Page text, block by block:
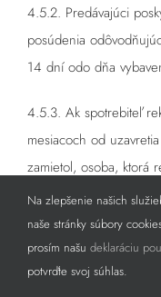
4.5.2. Predávajúci
posúdenia
14 dní odo dňa
4.5.3. Ak spotrebiteľ
mesiacoch od
zamietol, osoba, ktorá
doklade o vybavení
zaslať tovar na
na odborné posúdenie
vybavení reklamácie,
Na zlepšenie našich
naše stránky súbory
prosím našu deklaráciu
potvrďte svoj súhlas.